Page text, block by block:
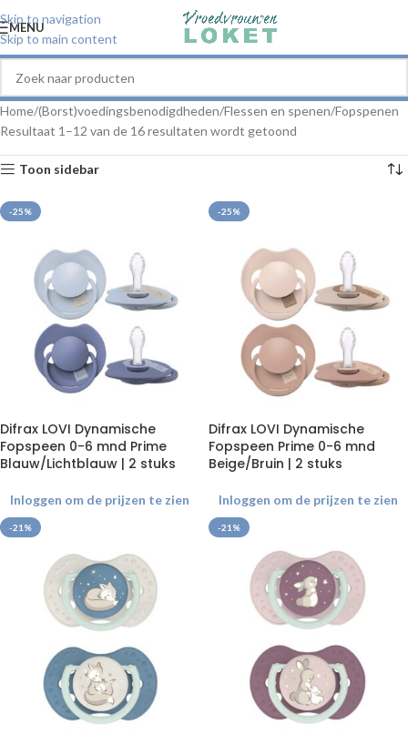
Skip to navigation
Skip to main content
MENU
Home (Borst)voedingsbenodigdheden Flessen en spenen Fopspenen
Resultaat 1–12 van de 16 resultaten wordt getoond
Toon sidebar
-25%
Difrax LOVI Dynamische
Fopspeen 0-6 mnd Prime
Blauw/Lichtblauw | 2 stuks
Inloggen om de prijzen te zien
-25%
Difrax LOVI Dynamische
Fopspeen Prime 0-6 mnd
Beige/Bruin | 2 stuks
Inloggen om de prijzen te zien
-21% -21%